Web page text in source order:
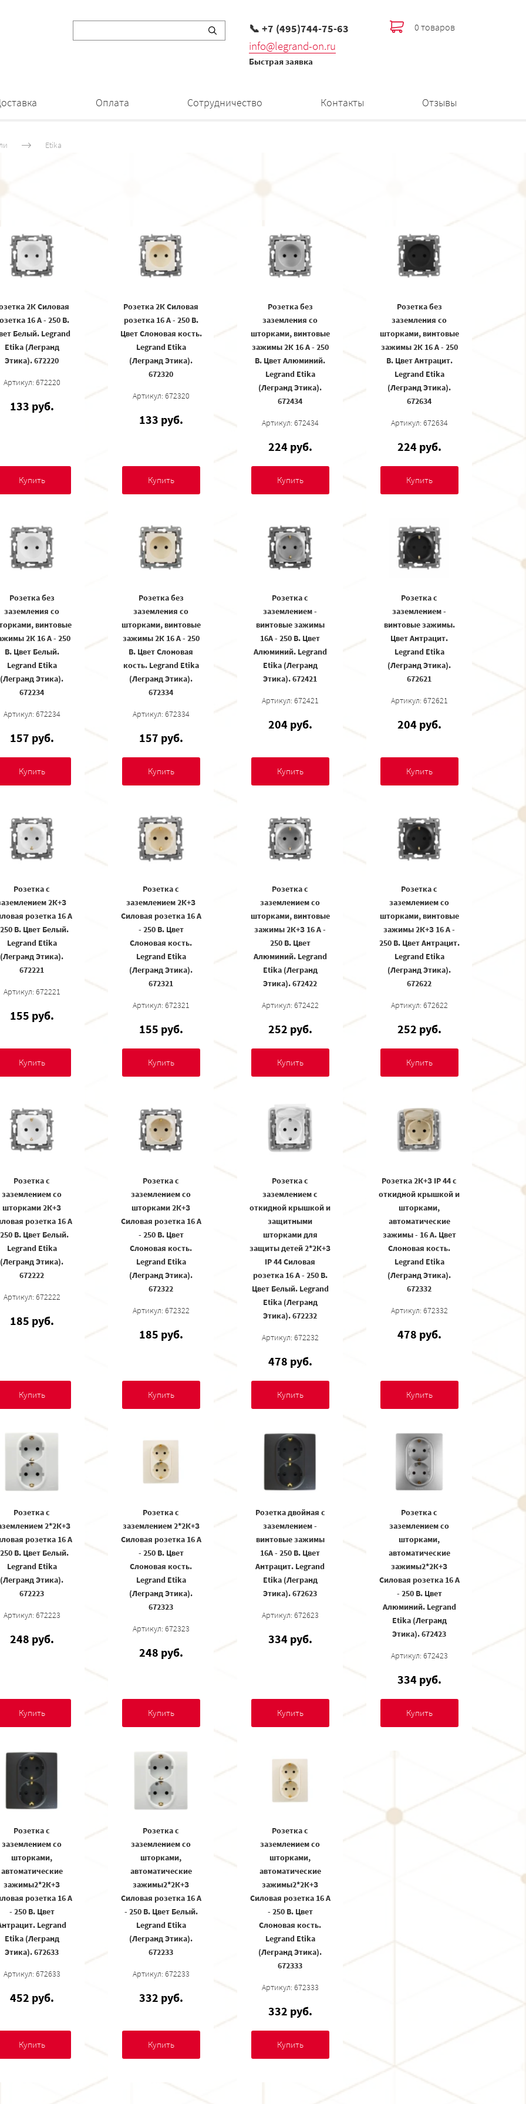
📞 +7 (495)744-75-63
info@legrand-on.ru
Быстрая заявка
0 товаров
Оплата Сотрудничество Контакты Отзывы
Etika
2К Силовая
16 А - 250 В.
Белый. Legrand
Etika (Легранд
Этика). 672220
Артикул: 672220
133 руб.
Купить
Розетка 2К Силовая
розетка 16 А - 250 В.
Цвет Слоновая кость.
Legrand Etika
(Легранд Этика).
672320
Артикул: 672320
133 руб.
Купить
Розетка без
заземления со
шторками, винтовые
зажимы 2К 16 А - 250
В. Цвет Алюминий.
Legrand Etika
(Легранд Этика).
672434
Артикул: 672434
224 руб.
Купить
Розетка без
заземления со
шторками, винтовые
зажимы 2К 16 А - 250
В. Цвет Антрацит.
Legrand Etika
(Легранд Этика).
672634
Артикул: 672634
224 руб.
Купить
Розетка без
заземления со
винтовые
2К 16 А - 250
В. Цвет Белый.
Legrand Etika
(Легранд Этика).
672234
Артикул: 672234
157 руб.
Купить
Розетка без
заземления со
шторками, винтовые
зажимы 2К 16 А - 250
В. Цвет Слоновая
кость. Legrand Etika
(Легранд Этика).
672334
Артикул: 672334
157 руб.
Купить
Розетка с
заземлением -
винтовые зажимы
16А - 250 В. Цвет
Алюминий. Legrand
Etika (Легранд
Этика). 672421
Артикул: 672421
204 руб.
Купить
Розетка с
заземлением -
винтовые зажимы.
Цвет Антрацит.
Legrand Etika
(Легранд Этика).
672621
Артикул: 672621
204 руб.
Купить
Розетка с
2К+З
розетка 16 А
В. Цвет Белый.
Legrand Etika
(Легранд Этика).
672221
Артикул: 672221
155 руб.
Купить
Розетка с
заземлением 2К+З
Силовая розетка 16 А
- 250 В. Цвет
Слоновая кость.
Legrand Etika
(Легранд Этика).
672321
Артикул: 672321
155 руб.
Купить
Розетка с
заземлением со
шторками, винтовые
зажимы 2К+З 16 А -
250 В. Цвет
Алюминий. Legrand
Etika (Легранд
Этика). 672422
Артикул: 672422
252 руб.
Купить
Розетка с
заземлением со
шторками, винтовые
зажимы 2К+З 16 А -
250 В. Цвет Антрацит.
Legrand Etika
(Легранд Этика).
672622
Артикул: 672622
252 руб.
Купить
Розетка с
заземлением со
шторками 2К+З
розетка 16 А
В. Цвет Белый.
Legrand Etika
(Легранд Этика).
672222
Артикул: 672222
185 руб.
Купить
Розетка с
заземлением со
шторками 2К+З
Силовая розетка 16 А
- 250 В. Цвет
Слоновая кость.
Legrand Etika
(Легранд Этика).
672322
Артикул: 672322
185 руб.
Купить
Розетка с
заземлением с
откидной крышкой и
защитными
шторками для
защиты детей 2*2К+З
IP 44 Силовая
розетка 16 А - 250 В.
Цвет Белый. Legrand
Etika (Легранд
Этика). 672232
Артикул: 672232
478 руб.
Купить
Розетка 2К+З IP 44 с
откидной крышкой и
шторками,
автоматические
зажимы - 16 А. Цвет
Слоновая кость.
Legrand Etika
(Легранд Этика).
672332
Артикул: 672332
478 руб.
Купить
Розетка с
2*2К+З
розетка 16 А
В. Цвет Белый.
Legrand Etika
(Легранд Этика).
672223
Артикул: 672223
248 руб.
Купить
Розетка с
заземлением 2*2К+З
Силовая розетка 16 А
- 250 В. Цвет
Слоновая кость.
Legrand Etika
(Легранд Этика).
672323
Артикул: 672323
248 руб.
Купить
Розетка двойная с
заземлением -
винтовые зажимы
16А - 250 В. Цвет
Антрацит. Legrand
Etika (Легранд
Этика). 672623
Артикул: 672623
334 руб.
Купить
Розетка с
заземлением со
шторками,
автоматические
зажимы2*2К+З
Силовая розетка 16 А
- 250 В. Цвет
Алюминий. Legrand
Etika (Легранд
Этика). 672423
Артикул: 672423
334 руб.
Купить
Розетка с
заземлением со
шторками,
автоматические
зажимы2*2К+З
розетка 16 А
- 250 В. Цвет
Legrand
Etika (Легранд
Этика). 672633
Артикул: 672633
452 руб.
Купить
Розетка с
заземлением со
шторками,
автоматические
зажимы2*2К+З
Силовая розетка 16 А
- 250 В. Цвет Белый.
Legrand Etika
(Легранд Этика).
672233
Артикул: 672233
332 руб.
Купить
Розетка с
заземлением со
шторками,
автоматические
зажимы2*2К+З
Силовая розетка 16 А
- 250 В. Цвет
Слоновая кость.
Legrand Etika
(Легранд Этика).
672333
Артикул: 672333
332 руб.
Купить